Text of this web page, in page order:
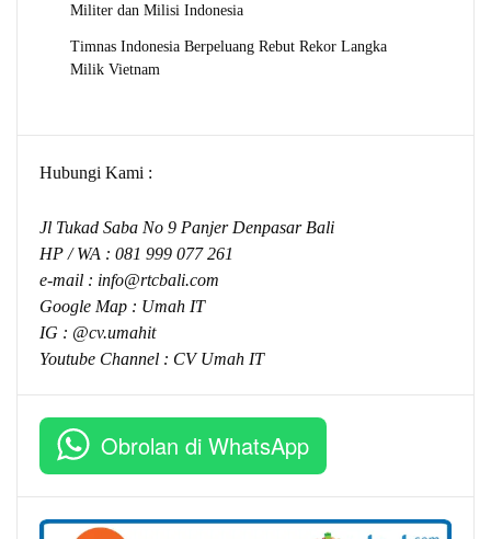
Militer dan Milisi Indonesia
Timnas Indonesia Berpeluang Rebut Rekor Langka
Milik Vietnam
Hubungi Kami :
Jl Tukad Saba No 9 Panjer Denpasar Bali
HP / WA : 081 999 077 261
e-mail : info@rtcbali.com
Google Map : Umah IT
IG : @cv.umahit
Youtube Channel : CV Umah IT
Obrolan di WhatsApp